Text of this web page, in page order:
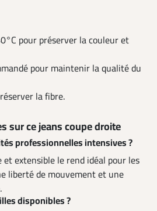
pour préserver la couleur et
pour maintenir la qualité du
la fibre.
sur ce jeans coupe droite
professionnelles intensives ?
extensible le rend idéal pour les
liberté de mouvement et une
disponibles ?